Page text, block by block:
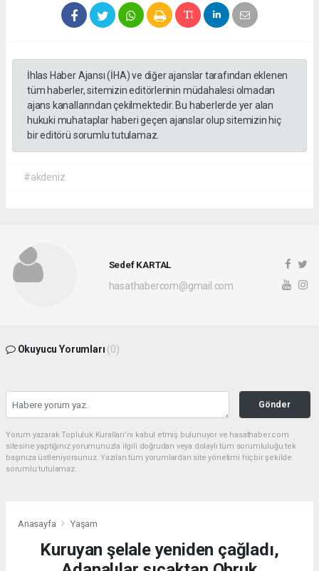
İhlas Haber Ajansı (İHA) ve diğer ajanslar tarafından eklenen
tüm haberler, sitemizin editörlerinin müdahalesi olmadan
ajans kanallarından çekilmektedir. Bu haberlerde yer alan
hukuki muhataplar haberi geçen ajanslar olup sitemizin hiç
bir editörü sorumlu tutulamaz.
#akdeniz
Sedef KARTAL
hasathabercom@gmail.com
Okuyucu Yorumları (0)
Gönder
Yorum yazarak Topluluk Kuralları’nı kabul etmiş bulunuyor ve hasathaber.com
sitesine yaptığınız yorumunuzla ilgili doğrudan veya dolaylı tüm sorumluluğu tek
başınıza üstleniyorsunuz. Yazılan tüm yorumlardan site yönetimi hiçbir şekilde
sorumlu tutulamaz.
Anasayfa Yaşam
Kuruyan şelale yeniden çağladı,